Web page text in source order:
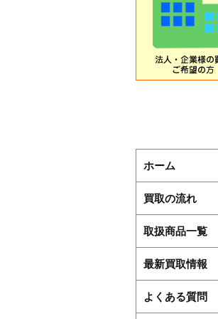
ホーム
買取の流れ
取扱商品一覧
最新買取情報
よくある質問